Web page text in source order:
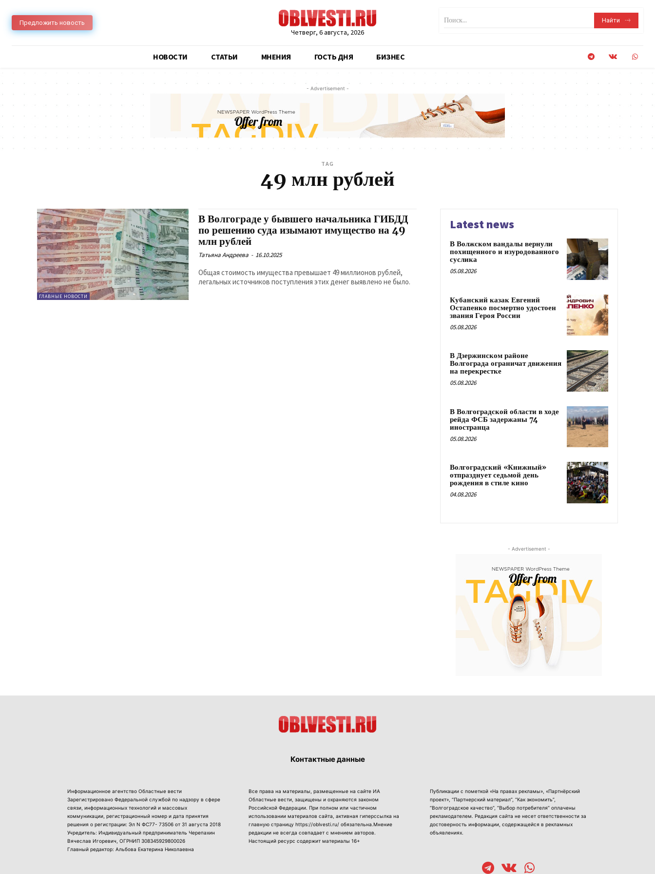
Предложить новость
Четверг, 6 августа, 2026
Поиск... Найти
НОВОСТИ CТАТЬИ МНЕНИЯ ГОСТЬ ДНЯ БИЗНЕС
- Advertisement -
TAG
49 млн рублей
ГЛАВНЫЕ НОВОСТИ
В Волгограде у бывшего начальника ГИБДД
по решению суда изымают имущество на 49
млн рублей
Татьяна Андреева - 16.10.2025
Общая стоимость имущества превышает 49 миллионов рублей,
легальных источников поступления этих денег выявлено не было.
Latest news
В Волжском вандалы вернули
похищенного и изуродованного
суслика
05.08.2026
Кубанский казак Евгений
Остапенко посмертно удостоен
звания Героя России
05.08.2026
В Дзержинском районе
Волгограда ограничат движения
на перекрестке
05.08.2026
В Волгоградской области в ходе
рейда ФСБ задержаны 74
иностранца
05.08.2026
Волгоградский «Книжный»
отпразднует седьмой день
рождения в стиле кино
04.08.2026
- Advertisement -
Контактные данные
Информационное агентство Областные вести
Зарегистрировано Федеральной службой по надзору в сфере
связи, информационных технологий и массовых
коммуникации, регистрационный номер и дата принятия
решения о регистрации: Эл N ФС77- 73506 от 31 августа 2018
Учредитель: Индивидуальный предприниматель Черепахин
Вячеслав Игоревич, ОГРНИП 308345929800026
Главный редактор: Альбова Екатерина Николаевна
Все права на материалы, размещенные на сайте ИА
Областные вести, защищены и охраняются законом
Российской Федерации. При полном или частичном
использовании материалов сайта, активная гиперссылка на
главную страницу https://oblvesti.ru/ обязательна.Мнение
редакции не всегда совпадает с мнением авторов.
Настоящий ресурс содержит материалы 16+
Публикации с пометкой «На правах рекламы», «Партнёрский
проект», “Партнерский материал”, “Как экономить”,
“Волгоградское качество”, “Выбор потребителя” оплачены
рекламодателем. Редакция сайта не несет ответственности за
достоверность информации, содержащейся в рекламных
объявлениях.